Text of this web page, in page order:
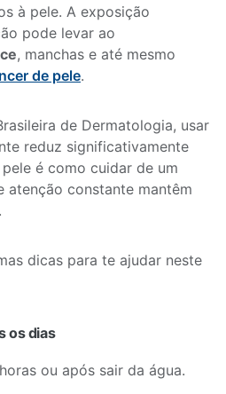
à pele. A exposição
pode levar ao
, manchas e até mesmo
de pele.
de Dermatologia, usar
reduz significativamente
é como cuidar de um
atenção constante mantêm
dicas para te ajudar neste
os dias
ou após sair da água.